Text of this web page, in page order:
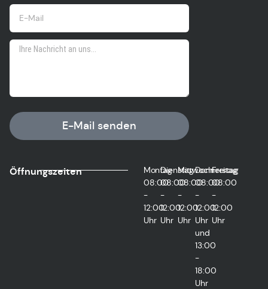
E-Mail senden
Öffnungszeiten
Montag
08:00
-
12:00
Uhr
Dienstag
08:00
-
12:00
Uhr
Mittwoch
08:00
-
12:00
Uhr
Donnerstag
08:00
-
12:00
Uhr
und
13:00
-
18:00
Uhr
Freitag
08:00
-
12:00
Uhr